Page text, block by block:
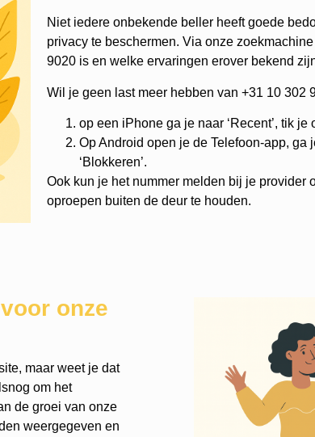
Niet iedere onbekende beller heeft goede
privacy te beschermen. Via onze
9020 is en welke ervaringen erover bekend
Wil je geen last meer hebben van +31 10 302
op een iPhone ga je naar ‘Recent’, tik je
Op Android open je de Telefoon-app, ga
‘Blokkeren’.
Ook kun je het nummer melden bij je provider
oproepen buiten de deur te houden.
onze
maar weet je dat
om het
de groei van onze
weergegeven en